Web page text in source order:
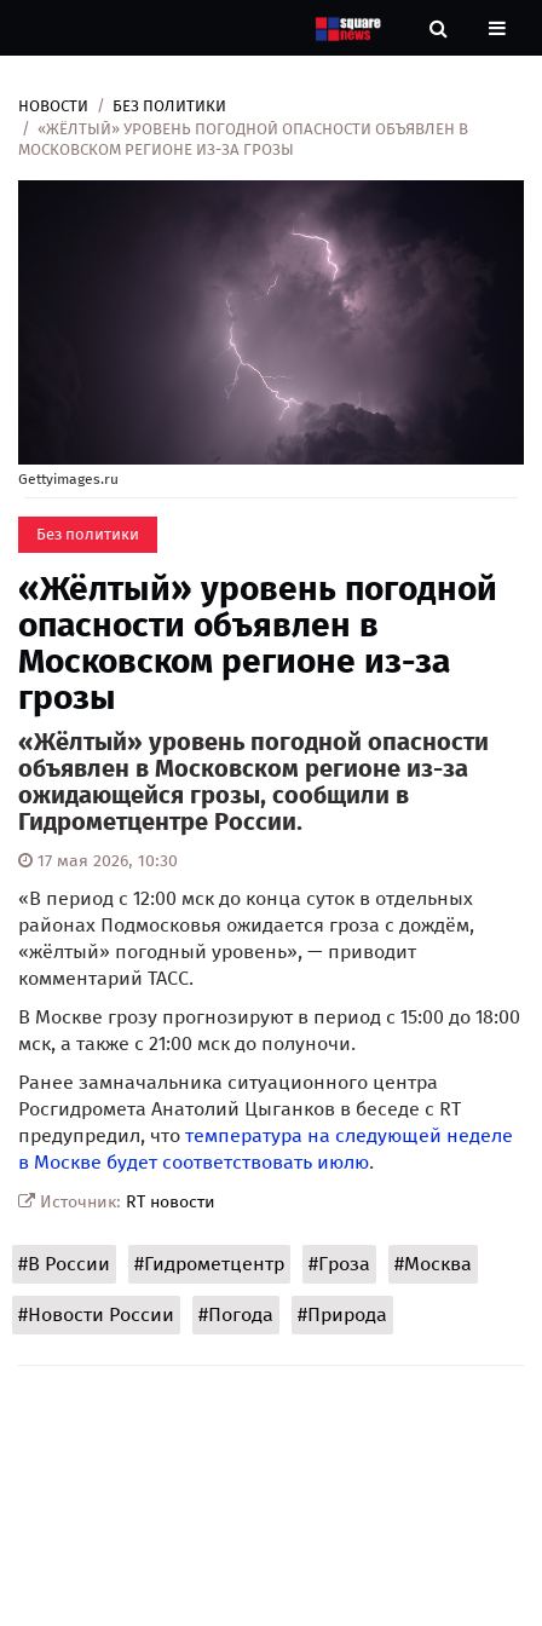
Новости
Рубрики
НОВОСТИ
БЕЗ ПОЛИТИКИ
«ЖЁЛТЫЙ» УРОВЕНЬ ПОГОДНОЙ ОПАСНОСТИ ОБЪЯВЛЕН В
МОСКОВСКОМ РЕГИОНЕ ИЗ-ЗА ГРОЗЫ
Gettyimages.ru
Без политики
«Жёлтый» уровень погодной
опасности объявлен в
Московском регионе из-за
грозы
«Жёлтый» уровень погодной опасности
объявлен в Московском регионе из-за
ожидающейся грозы, сообщили в
Гидрометцентре России.
17 мая 2026, 10:30
«В период с 12:00 мск до конца суток в отдельных
районах Подмосковья ожидается гроза с дождём,
«жёлтый» погодный уровень», — приводит
комментарий ТАСС.
В Москве грозу прогнозируют в период с 15:00 до 18:00
мск, а также с 21:00 мск до полуночи.
Ранее замначальника ситуационного центра
Росгидромета Анатолий Цыганков в беседе с RT
предупредил, что температура на следующей неделе
в Москве будет соответствовать июлю.
Источник: RT новости
#В России #Гидрометцентр #Гроза #Москва
#Новости России #Погода #Природа